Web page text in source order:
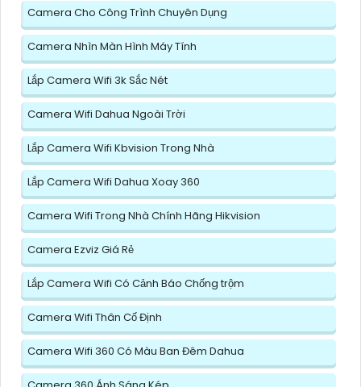
Camera Cho Công Trình Chuyên Dụng
Camera Nhìn Màn Hình Máy Tính
Lắp Camera Wifi 3k Sắc Nét
Camera Wifi Dahua Ngoài Trời
Lắp Camera Wifi Kbvision Trong Nhà
Lắp Camera Wifi Dahua Xoay 360
Camera Wifi Trong Nhà Chính Hãng Hikvision
Camera Ezviz Giá Rẻ
Lắp Camera Wifi Có Cảnh Báo Chống trộm
Camera Wifi Thân Cố Định
Camera Wifi 360 Có Màu Ban Đêm Dahua